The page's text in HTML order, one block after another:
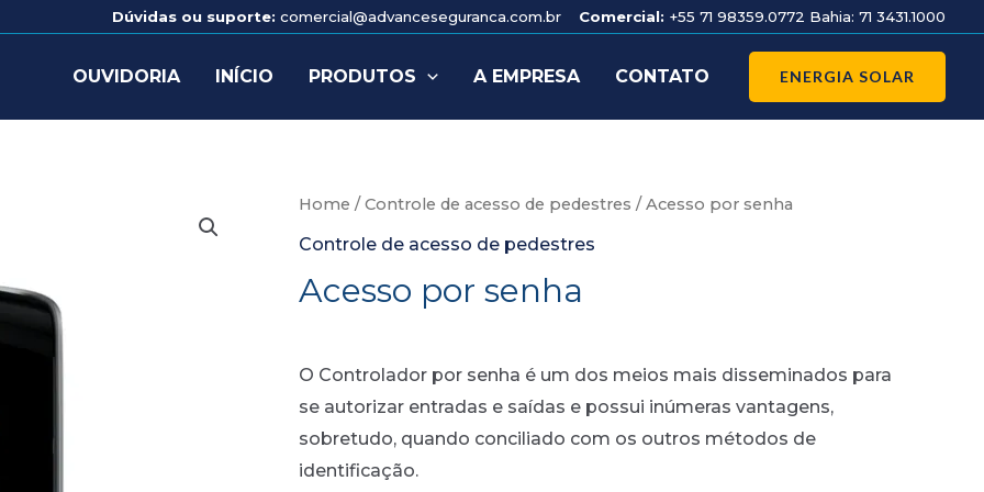
Dúvidas ou suporte: comercial@advanceseguranca.com.br Comercial: +55 71 98359.0772 Bahia: 71 3431.1000
OUVIDORIA INÍCIO PRODUTOS A EMPRESA CONTATO ENERGIA SOLAR
Home /Controle de acesso de pedestres / Acesso por senha
Controle de acesso de pedestres
Acesso por senha
O Controlador por senha é um dos meios mais disseminados para
se autorizar entradas e saídas e possui inúmeras vantagens,
sobretudo, quando conciliado com os outros métodos de
identificação.